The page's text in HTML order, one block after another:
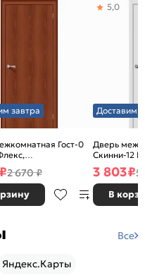
завтра
Гост-0
Л-11
глухая, каркасно-
₽2 670 ₽
Доставим
Дверь
Скинни-12
глухая,
5,0
3 803₽5
В
Все
Яндекс.Карты